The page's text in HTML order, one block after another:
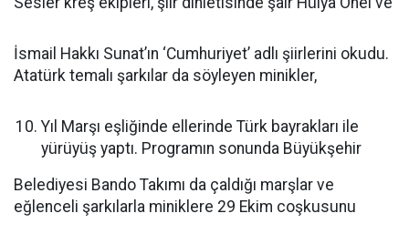
İsmail Hakkı Sunat’ın ‘Cumhuriyet’ adlı şiirlerini okudu.
Atatürk temalı şarkılar da söyleyen minikler,
Yıl Marşı eşliğinde ellerinde Türk bayrakları ile
yürüyüş yaptı. Programın sonunda Büyükşehir
Belediyesi Bando Takımı da çaldığı marşlar ve
eğlenceli şarkılarla miniklere 29 Ekim coşkusunu